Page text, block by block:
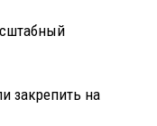
закрепить на